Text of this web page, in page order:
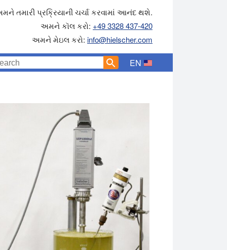
તમારી પ્રક્રિયાની ચર્ચા કરવામાં આનંદ થશે.
અમને કૉલ કરો: +49 3328 437-420
અમને મેઇલ કરો: info@hielscher.com
EN